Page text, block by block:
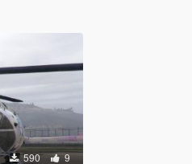
590 9